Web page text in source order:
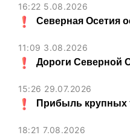
16:22 5.08.2026
Северная Осетия
11:09 3.08.2026
Дороги Северной
15:26 29.07.2026
Прибыль крупных
18:21 7.08.2026